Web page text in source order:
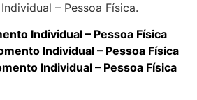
– Pessoa Física.
Individual – Pessoa Física
Individual – Pessoa Física
Individual – Pessoa Física